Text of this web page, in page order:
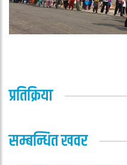
प्रतिक्रिया
सम्बन्धित खवर